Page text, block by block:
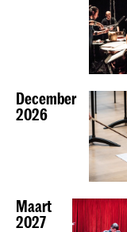
December
2026
Maart
2027